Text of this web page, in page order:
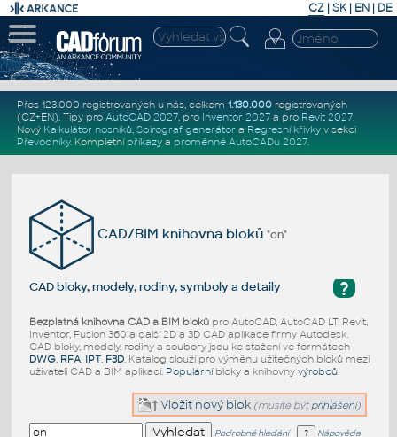
CZ | SK| EN | DE
Přes 123.000 registrovaných u nás, celkem 1.130.000registrovaných
(CZ+EN). Tipy pro AutoCAD 2027, pro Inventor 2027a pro Revit 2027.
Nový Kalkulátor nosníků, Spirograf generátor a Regresní křivkyv sekci
Převodníky. Kompletní příkazya proměnné AutoCADu 2027.
CAD/BIM knihovna bloků"on"
?
CAD bloky, modely, rodiny, symboly a detaily
Bezplatná knihovna CAD a BIM blokůpro AutoCAD, AutoCAD LT, Revit,
Inventor, Fusion 360 a další 2D a 3D CAD aplikace firmy Autodesk.
CAD bloky, modely, rodiny a soubory jsou ke stažení ve formátech
DWG, RFA, IPT, F3D. Katalog slouží pro výměnu užitečných bloků mezi
uživateli CAD a BIM aplikací. Populárníbloky a knihovny výrobců.
Vložit nový blok (musíte být přihlášeni)
Podrobné hledání Nápověda